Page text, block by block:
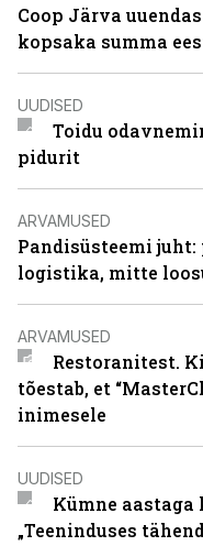
Coop Järva
kopsaka summa
UUDISED
Toidu
pidurit
ARVAMUSED
Pandisüsteemi
logistika, mitte
ARVAMUSED
Restoranitest.
tõestab, et
inimesele
UUDISED
Kümne
„Teeninduses